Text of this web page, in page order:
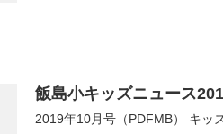
飯島小キッズニュース
2019年10月号（PDFMB） キッ